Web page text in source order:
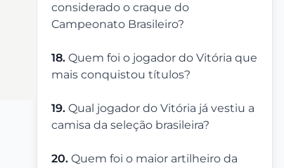
considerado o craque do
Campeonato Brasileiro?
18. Quem foi o jogador do Vitória que
mais conquistou títulos?
19. Qual jogador do Vitória já vestiu a
camisa da seleção brasileira?
20. Quem foi o maior artilheiro da